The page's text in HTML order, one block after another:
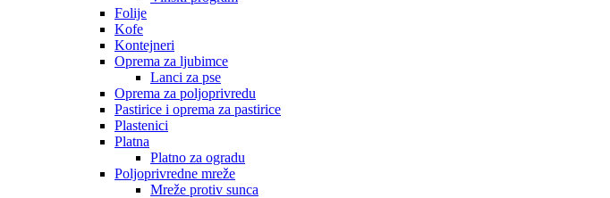
Folije
Kofe
Kontejneri
Oprema za ljubimce
Lanci za pse
Oprema za poljoprivredu
Pastirice i oprema za pastirice
Plastenici
Platna
Platno za ogradu
Poljoprivredne mreže
Mreže protiv sunca